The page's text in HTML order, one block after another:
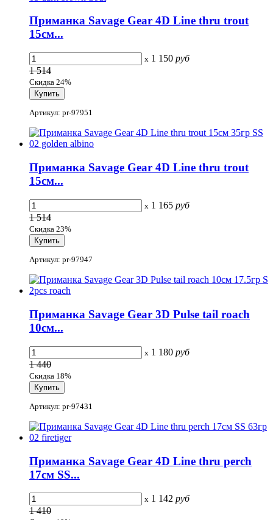
Приманка Savage Gear 4D Line thru trout
15см...
x 1 150 руб
1 514
Скидка 24%
Артикул: pr-97951
Приманка Savage Gear 4D Line thru trout
15см...
x 1 165 руб
1 514
Скидка 23%
Артикул: pr-97947
Приманка Savage Gear 3D Pulse tail roach
10см...
x 1 180 руб
1 440
Скидка 18%
Артикул: pr-97431
Приманка Savage Gear 4D Line thru perch
17см SS...
x 1 142 руб
1 410